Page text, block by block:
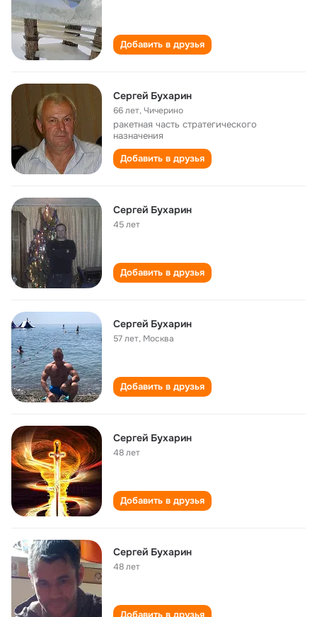
Добавить в друзья
Сергей Бухарин
66 лет,Чичерино
ракетная часть стратегического
назначения
Добавить в друзья
Сергей Бухарин
45 лет
Добавить в друзья
Сергей Бухарин
57 лет, Москва
Добавить в друзья
Сергей Бухарин
48 лет
Добавить в друзья
Сергей Бухарин
48 лет
Добавить в друзья